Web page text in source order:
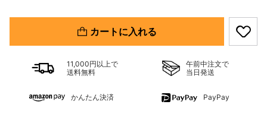
カートに入れる
11,000円以上で
送料無料
午前中注文で
当日発送
かんたん決済 PayPay